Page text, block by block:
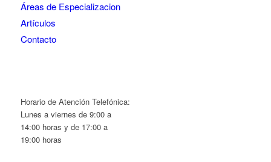
Áreas de Especializacion
Artículos
Contacto
Horario de Atención Telefónica:
Lunes a viernes de 9:00 a
14:00 horas y de 17:00 a
19:00 horas